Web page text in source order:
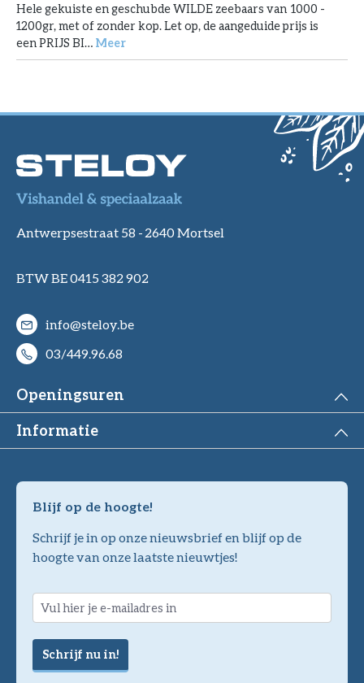
Hele gekuiste en geschubde WILDE zeebaars van 1000 -
1200gr, met of zonder kop. Let op, de aangeduide prijs is
een PRIJS BI… Meer
Antwerpsestraat 58 - 2640 Mortsel
BTW BE 0415 382 902
info@steloy.be
03/449.96.68
Openingsuren
Informatie
Blijf op de hoogte!
Schrijf je in op onze nieuwsbrief en blijf op de
hoogte van onze laatste nieuwtjes!
Schrijf nu in!